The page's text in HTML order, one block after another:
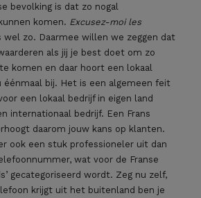
bevolking is dat zo nogal
komen. Excusez-moi les
wel zo. Daarmee willen we zeggen dat
als jij je best doet om zo
komen en daar hoort een lokaal
bij. Het is een algemeen feit
een lokaal bedrijf in eigen land
internationaal bedrijf. Een Frans
daarom jouw kans op klanten.
ook een stuk professioneler uit dan
wat voor de Franse
gecategoriseerd wordt. Zeg nu zelf,
krijgt uit het buitenland ben je